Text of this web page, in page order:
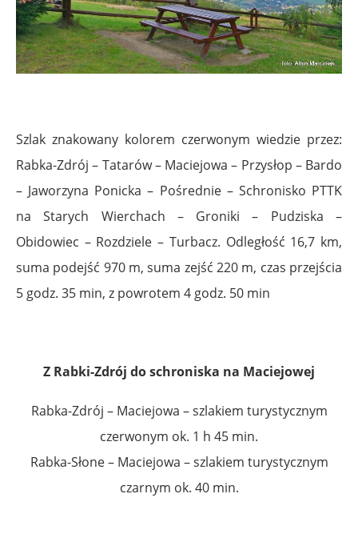
Szlak znakowany kolorem czerwonym wiedzie przez:
Rabka-Zdrój – Tatarów – Maciejowa – Przysłop – Bardo
– Jaworzyna Ponicka – Pośrednie – Schronisko PTTK
na Starych Wierchach – Groniki – Pudziska –
Obidowiec – Rozdziele – Turbacz. Odległość 16,7 km,
suma podejść 970 m, suma zejść 220 m, czas przejścia
5 godz. 35 min, z powrotem 4 godz. 50 min
Z Rabki-Zdrój do schroniska na Maciejowej
Rabka-Zdrój – Maciejowa – szlakiem turystycznym
czerwonym ok. 1 h 45 min.
Rabka-Słone – Maciejowa – szlakiem turystycznym
czarnym ok. 40 min.